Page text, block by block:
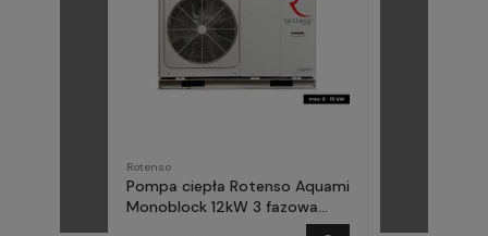
Rotenso
Pompa ciepła Rotenso Aquami
Monoblock 12kW 3 fazowa